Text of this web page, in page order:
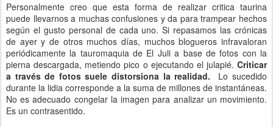
Personalmente creo que esta forma de realizar critica taurina
puede llevarnos a muchas confusiones y da para trampear hechos
según el gusto personal de cada uno. Si repasamos las crónicas
de ayer y de otros muchos días, muchos blogueros infravaloran
periódicamente la tauromaquia de El Juli a base de fotos con la
pierna descargada, metiendo pico o ejecutando el julapié. Criticar
a través de fotos suele distorsiona la realidad.
Lo sucedido
durante la lidia corresponde a la suma de millones de instantáneas.
No es adecuado congelar la imagen para analizar un movimiento.
Es un contrasentido.